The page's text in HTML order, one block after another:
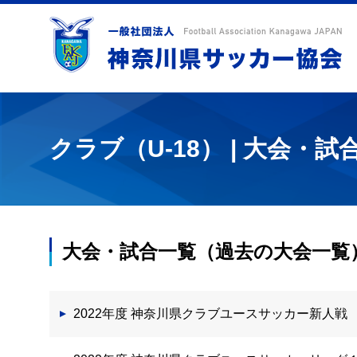
クラブ（U-18） | 大会・試
大会・試合一覧（過去の大会一覧
2022年度 神奈川県クラブユースサッカー新人戦